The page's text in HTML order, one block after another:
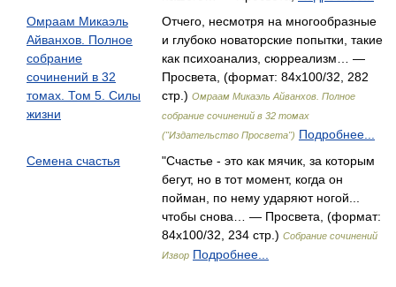
Омраам Микаэль
Айванхов. Полное
собрание
сочинений в 32
томах. Том 5. Силы
жизни
Отчего, несмотря на многообразные
и глубоко новаторские попытки, такие
как психоанализ, сюрреализм… —
Просвета, (формат: 84x100/32, 282
стр.) Омраам Микаэль Айванхов. Полное
собрание сочинений в 32 томах
("Издательство Просвета") Подробнее...
Семена счастья
"Счастье - это как мячик, за которым
бегут, но в тот момент, когда он
пойман, по нему ударяют ногой...
чтобы снова… — Просвета, (формат:
84x100/32, 234 стр.) Собрание сочинений
Извор Подробнее...